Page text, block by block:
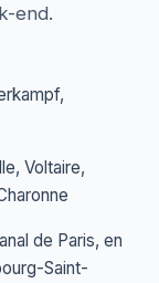
end.
Voltaire,
de Paris, en
Saint-